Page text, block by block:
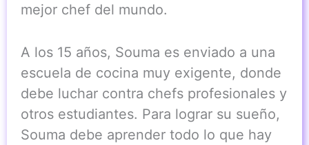
mejor chef del mundo.
A los 15 años, Souma es enviado a una
escuela de cocina muy exigente, donde
debe luchar contra chefs profesionales y
otros estudiantes. Para lograr su sueño,
Souma debe aprender todo lo que hay